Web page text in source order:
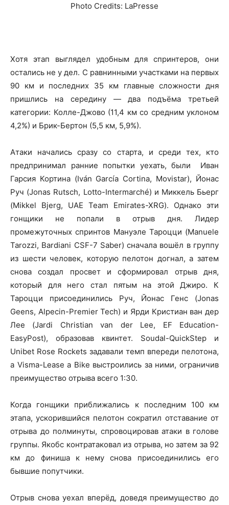
Photo Credits: LaPresse
Хотя этап выглядел удобным для спринтеров, они
остались не у дел. С равнинными участками на первых
90 км и последних 35 км главные сложности дня
пришлись на середину — два подъёма третьей
категории: Колле-Джово (11,4 км со средним уклоном
4,2%) и Брик-Бертон (5,5 км, 5,9%).
Атаки начались сразу со старта, и среди тех, кто
предпринимал ранние попытки уехать, были Иван
Гарсия Кортина (Iván García Cortina, Movistar), Йонас
Руч (Jonas Rutsch, Lotto-Intermarché) и Миккель Бьерг
(Mikkel Bjerg, UAE Team Emirates-XRG). Однако эти
гонщики не попали в отрыв дня. Лидер
промежуточных спринтов Мануэле Тароцци (Manuele
Tarozzi, Bardiani CSF-7 Saber) сначала вошёл в группу
из шести человек, которую пелотон догнал, а затем
снова создал просвет и сформировал отрыв дня,
который для него стал пятым на этой Джиро. К
Тароцци присоединились Руч, Йонас Генс (Jonas
Geens, Alpecin-Premier Tech) и Ярди Кристиан ван дер
Лее (Jardi Christian van der Lee, EF Education-
EasyPost), образовав квинтет. Soudal-QuickStep и
Unibet Rose Rockets задавали темп впереди пелотона,
а Visma-Lease a Bike выстроились за ними, ограничив
преимущество отрыва всего 1:30.
Когда гонщики приближались к последним 100 км
этапа, ускорившийся пелотон сократил отставание от
отрыва до полминуты, спровоцировав атаки в голове
группы. Якобс контратаковал из отрыва, но затем за 92
км до финиша к нему снова присоединились его
бывшие попутчики.
Отрыв снова уехал вперёд, доведя преимущество до